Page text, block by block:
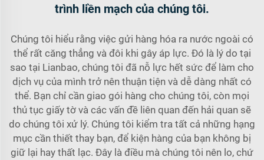
trình liền mạch của chúng tôi.
Chúng tôi hiểu rằng việc gửi hàng hóa ra nước ngoài có
thể rất căng thẳng và đôi khi gây áp lực. Đó là lý do tại
sao tại Lianbao, chúng tôi đã nỗ lực hết sức để làm cho
dịch vụ của mình trở nên thuận tiện và dễ dàng nhất có
thể. Bạn chỉ cần giao gói hàng cho chúng tôi, còn mọi
thủ tục giấy tờ và các vấn đề liên quan đến hải quan sẽ
do chúng tôi xử lý. Chúng tôi kiểm tra tất cả những hạng
mục cần thiết thay bạn, để kiện hàng của bạn không bị
giữ lại hay thất lạc. Đây là điều mà chúng tôi nên lo, chứ